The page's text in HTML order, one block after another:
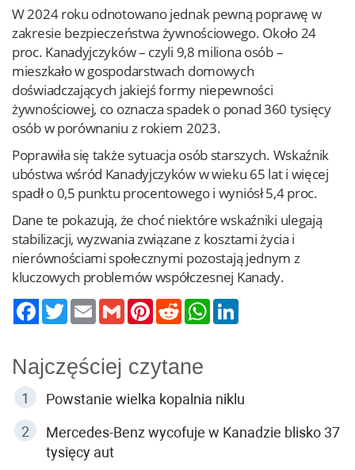
W 2024 roku odnotowano jednak pewną poprawę w
zakresie bezpieczeństwa żywnościowego. Około 24
proc. Kanadyjczyków – czyli 9,8 miliona osób –
mieszkało w gospodarstwach domowych
doświadczających jakiejś formy niepewności
żywnościowej, co oznacza spadek o ponad 360 tysięcy
osób w porównaniu z rokiem 2023.
Poprawiła się także sytuacja osób starszych. Wskaźnik
ubóstwa wśród Kanadyjczyków w wieku 65 lat i więcej
spadł o 0,5 punktu procentowego i wyniósł 5,4 proc.
Dane te pokazują, że choć niektóre wskaźniki ulegają
stabilizacji, wyzwania związane z kosztami życia i
nierównościami społecznymi pozostają jednym z
kluczowych problemów współczesnej Kanady.
TwitterEmail Gmail PinterestReddit WhatsApp
Najczęściej czytane
Powstanie wielka kopalnia niklu
Mercedes-Benz wycofuje w Kanadzie blisko 37
tysięcy aut